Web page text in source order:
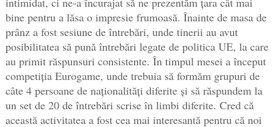
bine pentru a lăsa o impresie frumoasă. Înainte de masa de
prânz a fost sesiune de întrebări, unde tinerii au avut
posibilitatea să pună întrebări legate de politica UE, la care
au primit răspunsuri consistente. În timpul mesei a început
competiția Eurogame, unde trebuia să formăm grupuri de
câte 4 persoane de naționalități diferite și să răspundem la
un set de 20 de întrebări scrise în limbi diferite. Cred că
această activitatea a fost cea mai interesantă pentru că noi